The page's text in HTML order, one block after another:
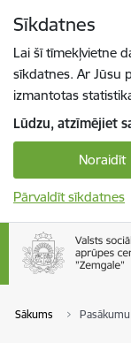
Sīkdatnes
Lai šī tīmekļvietne
sīkdatnes. Ar Jūsu
izmantotas
Lūdzu, atzīmējiet
Noraidīt
Pārvaldīt sīkdatnes
Sākums